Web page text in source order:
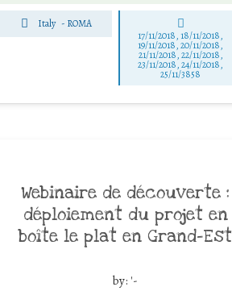
Italy - ROMA
17/11/2018, 18/11/2018,
19/11/2018, 20/11/2018,
21/11/2018, 22/11/2018,
23/11/2018, 24/11/2018,
25/11/3858
Webinaire de découverte :
déploiement du projet en
boîte le plat en Grand-Est
by: '-